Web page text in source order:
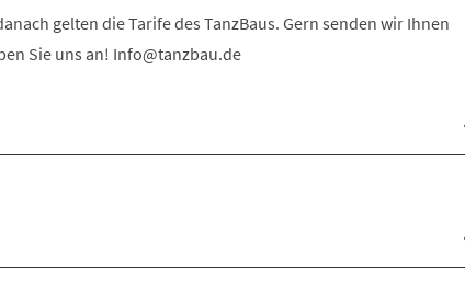
gelten die Tarife des TanzBaus. Gern senden wir Ihnen
Sie uns an! Info@tanzbau.de